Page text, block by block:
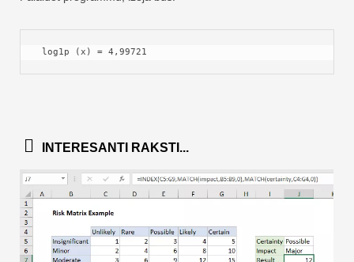
log1p (x) = 4,99721
INTERESANTI RAKSTI...